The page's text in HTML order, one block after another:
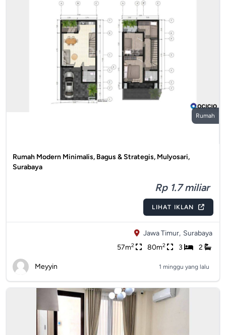
Rumah
Rumah Modern Minimalis, Bagus & Strategis, Mulyosari,
Surabaya
Rp 1.7 miliar
LIHAT IKLAN
Jawa Timur, Surabaya
57m2 80m2 3 2
Meyyin 1 minggu yang lalu